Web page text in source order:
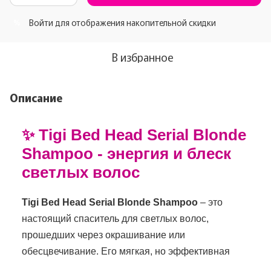
Войти для отображения накопительной скидки
В избранное
Описание
✨ Tigi Bed Head Serial Blonde
Shampoo - энергия и блеск
светлых волос
Tigi Bed Head Serial Blonde Shampoo – это
настоящий спаситель для светлых волос,
прошедших через окрашивание или
обесцвечивание. Его мягкая, но эффективная